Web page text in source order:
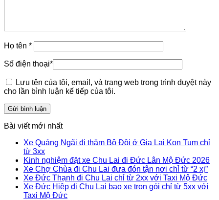
Họ tên *
Số điện thoại*
Lưu tên của tôi, email, và trang web trong trình duyệt này
cho lần bình luận kế tiếp của tôi.
Bài viết mới nhất
Xe Quảng Ngãi đi thăm Bộ Đội ở Gia Lai Kon Tum chỉ
từ 3xx
Kinh nghiệm đặt xe Chu Lai đi Đức Lân Mộ Đức 2026
Xe Chợ Chùa đi Chu Lai đưa đón tận nơi chỉ từ “2 xị”
Xe Đức Thạnh đi Chu Lai chỉ từ 2xx với Taxi Mộ Đức
Xe Đức Hiệp đi Chu Lai bao xe trọn gói chỉ từ 5xx với
Taxi Mộ Đức